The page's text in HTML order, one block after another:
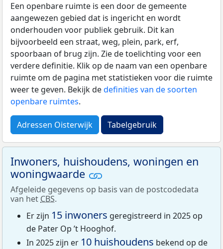
Een openbare ruimte is een door de gemeente
aangewezen gebied dat is ingericht en wordt
onderhouden voor publiek gebruik. Dit kan
bijvoorbeeld een straat, weg, plein, park, erf,
spoorbaan of brug zijn. Zie de toelichting voor een
verdere definitie. Klik op de naam van een openbare
ruimte om de pagina met statistieken voor die ruimte
weer te geven. Bekijk dedefinities van de soorten
openbare ruimtes.
Adressen Oisterwijk Tabelgebruik
Inwoners, huishoudens, woningen en
woningwaarde
Afgeleide gegevens op basis van de postcodedata
van het CBS.
Er zijn 15 inwoners geregistreerd in 2025 op
de Pater Op ’t Hooghof.
In 2025 zijn er 10 huishoudens bekend op de